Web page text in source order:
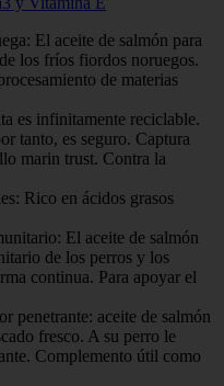
El aceite de salmón para
los fríos fiordos noruegos.
de materias
es infinitamente reciclable.
tanto, es seguro. Captura
marin trust. Contra la
Rico en ácidos grasos
El aceite de salmón
de los perros y los
continua. Para apoyar el
penetrante: aceite de salmón
fresco. A su perro le
Complemento útil como